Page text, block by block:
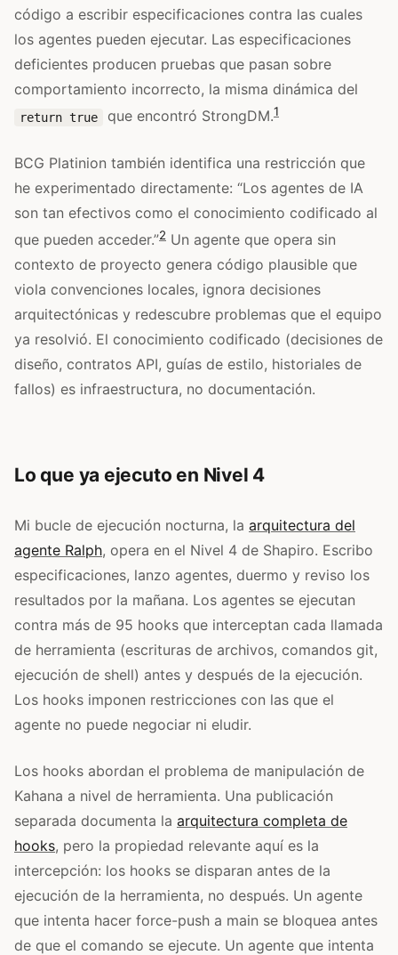
código a escribir especificaciones contra las cuales
los agentes pueden ejecutar. Las especificaciones
deficientes producen pruebas que pasan sobre
comportamiento incorrecto, la misma dinámica del
return true que encontró StrongDM.1
BCG Platinion también identifica una restricción que
he experimentado directamente: “Los agentes de IA
son tan efectivos como el conocimiento codificado al
que pueden acceder.”2 Un agente que opera sin
contexto de proyecto genera código plausible que
viola convenciones locales, ignora decisiones
arquitectónicas y redescubre problemas que el equipo
ya resolvió. El conocimiento codificado (decisiones de
diseño, contratos API, guías de estilo, historiales de
fallos) es infraestructura, no documentación.
Lo que ya ejecuto en Nivel 4
Mi bucle de ejecución nocturna, la arquitectura del
agente Ralph, opera en el Nivel 4 de Shapiro. Escribo
especificaciones, lanzo agentes, duermo y reviso los
resultados por la mañana. Los agentes se ejecutan
contra más de 95 hooks que interceptan cada llamada
de herramienta (escrituras de archivos, comandos git,
ejecución de shell) antes y después de la ejecución.
Los hooks imponen restricciones con las que el
agente no puede negociar ni eludir.
Los hooks abordan el problema de manipulación de
Kahana a nivel de herramienta. Una publicación
separada documenta la arquitectura completa de
hooks, pero la propiedad relevante aquí es la
intercepción: los hooks se disparan antes de la
ejecución de la herramienta, no después. Un agente
que intenta hacer force-push a main se bloquea antes
de que el comando se ejecute. Un agente que intenta